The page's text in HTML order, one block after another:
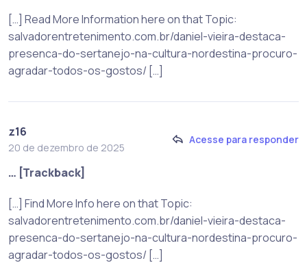
[…] Read More Information here on that Topic:
salvadorentretenimento.com.br/daniel-vieira-destaca-
presenca-do-sertanejo-na-cultura-nordestina-procuro-
agradar-todos-os-gostos/ […]
z16
20 de dezembro de 2025
Acesse para responder
… [Trackback]
[…] Find More Info here on that Topic:
salvadorentretenimento.com.br/daniel-vieira-destaca-
presenca-do-sertanejo-na-cultura-nordestina-procuro-
agradar-todos-os-gostos/ […]